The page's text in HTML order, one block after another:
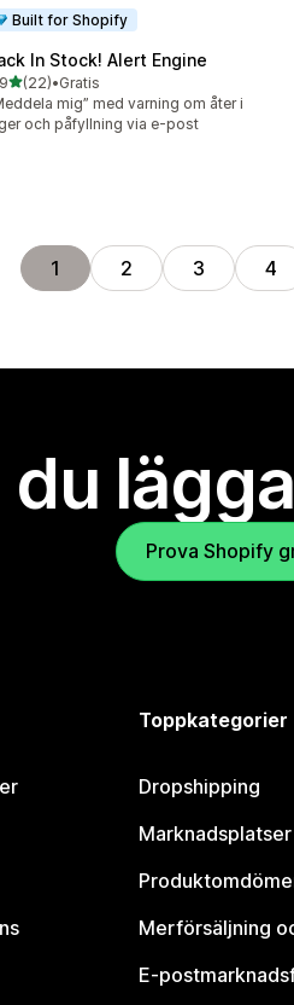
Built for Shopify
In Stock! Alert Engine
av 5 stjärnor
(22)
recensioner totalt
•Gratis
mig” med varning om åter i
och påfyllning via e-post
1 2 3 4
Prova Shopify
Toppkategorier
Dropshipping
Marknadsplatser
Merförsäljning
E-